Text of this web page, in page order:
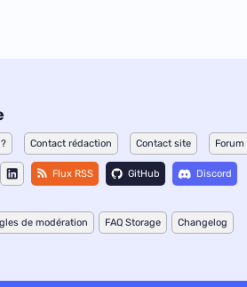
Contact rédaction Contact site Forum
Flux RSS GitHub Discord
de modération FAQ Storage Changelog